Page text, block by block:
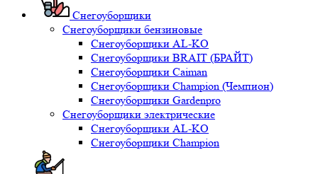
Снегоуборщики
Снегоуборщики бензиновые
Снегоуборщики AL-KO
Снегоуборщики BRAIT (БРАЙТ)
Снегоуборщики Caiman
Снегоуборщики Champion (Чемпион)
Снегоуборщики Gardenpro
Снегоуборщики электрические
Снегоуборщики AL-KO
Снегоуборщики Champion